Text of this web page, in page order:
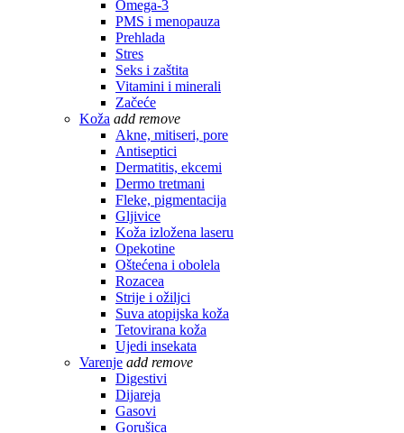
Omega-3
PMS i menopauza
Prehlada
Stres
Seks i zaštita
Vitamini i minerali
Začeće
Koža add remove
Akne, mitiseri, pore
Antiseptici
Dermatitis, ekcemi
Dermo tretmani
Fleke, pigmentacija
Gljivice
Koža izložena laseru
Opekotine
Oštećena i obolela
Rozacea
Strije i ožiljci
Suva atopijska koža
Tetovirana koža
Ujedi insekata
Varenje add remove
Digestivi
Dijareja
Gasovi
Gorušica